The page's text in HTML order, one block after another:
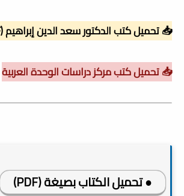
📥 تحميل كتب الدكتور سعد الدين إبراهيم (PDF)
📥 تحميل كتب مركز دراسات الوحدة العربية
● تحميل الكتاب بصيغة (PDF)